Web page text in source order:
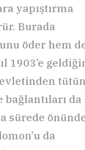
yapıştırma
Burada
öder hem
1903’e
tütün
da
sürede
da